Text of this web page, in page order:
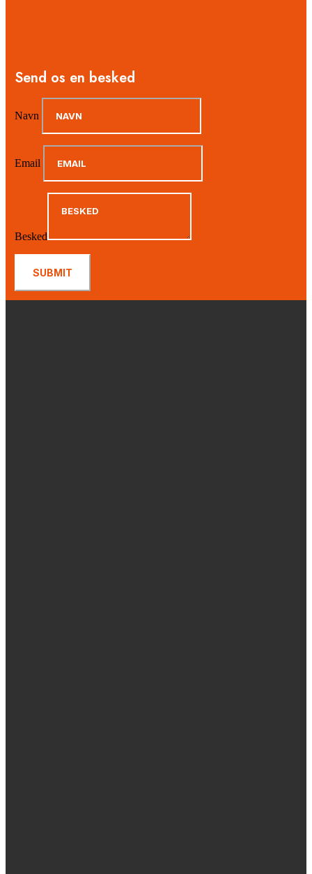
Send os en besked
Navn
Email
Besked
SUBMIT